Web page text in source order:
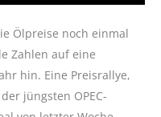
Ölpreise noch einmal
Zahlen auf eine
hin. Eine Preisrallye,
jüngsten OPEC-